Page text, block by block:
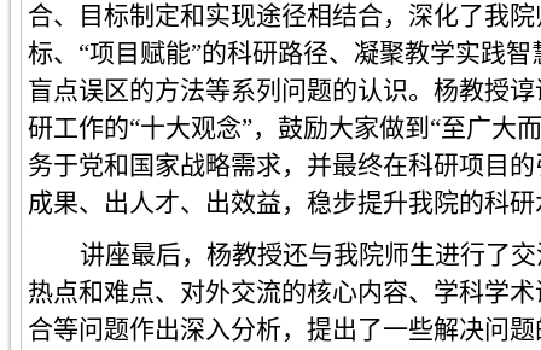
合、目标制定和实现途径相结合，深化了我
标、 “项目赋能”的科研路径、凝聚教学实践
盲点误区的方法等系列问题的认识。杨教授
研工作的“十大观念”，鼓励大家做到“至广大
务于党和国家战略需求，并最终在科研项目
成果、出人才、出效益，稳步提升我院的科
讲座最后，杨教授还与我院师生进行了
热点和难点、对外交流的核心内容、学科学
合等问题作出深入分析，提出了一些解决问